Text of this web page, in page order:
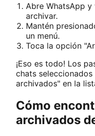
Abre WhatsApp
archivar.
Mantén
un menú.
Toca la opción
¡Eso es todo! Los
chats
archivados" en la
Cómo
archivados